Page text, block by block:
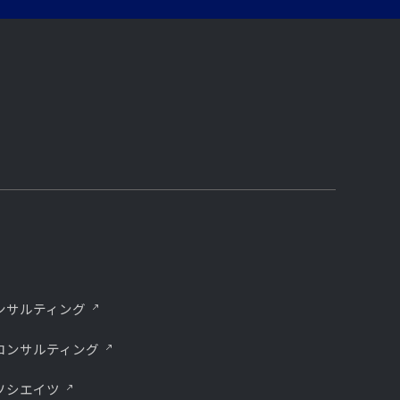
サルティング
サルティング
シエイツ